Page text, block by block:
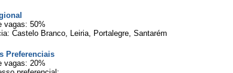
vagas: 50%
Castelo Branco, Leiria, Portalegre, Santarém
Preferenciais
vagas: 20%